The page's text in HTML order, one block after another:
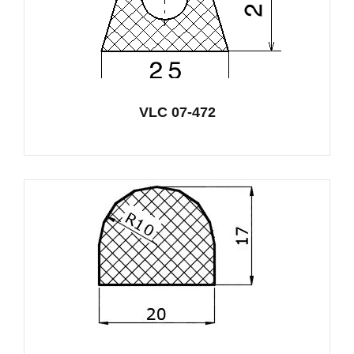
VLC 07-472